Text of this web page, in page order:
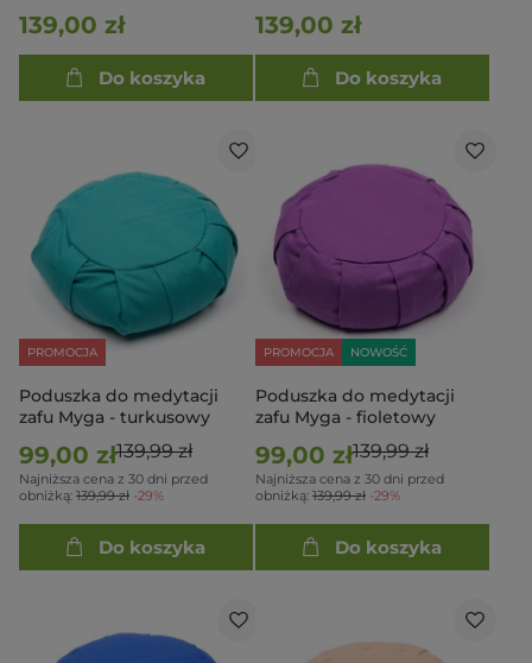
139,00 zł
Do koszyka
139,00 zł
Do koszyka
PROMOCJA
Poduszka do medytacji
zafu Myga - turkusowy
99,00 zł139,99 zł
Najniższa cena z 30 dni przed
obniżką: 139,99 zł -29%
Do koszyka
PROMOCJA NOWOŚĆ
Poduszka do medytacji
zafu Myga - fioletowy
99,00 zł139,99 zł
Najniższa cena z 30 dni przed
obniżką: 139,99 zł -29%
Do koszyka